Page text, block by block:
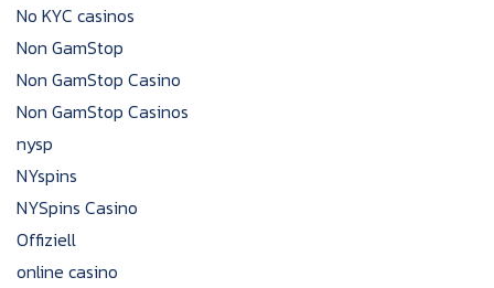
No KYC casinos
Non GamStop
Non GamStop Casino
Non GamStop Casinos
nysp
NYspins
NYSpins Casino
Offiziell
online casino